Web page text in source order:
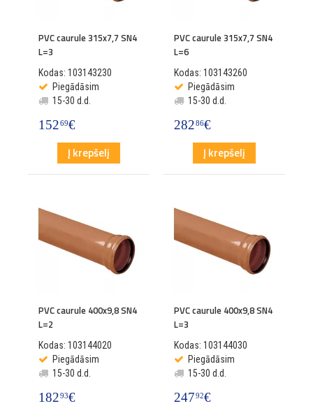
PVC caurule 315x7,7 SN4
L=3
Kodas: 103143230
Piegādāsim
15-30 d.d.
15269€
Į krepšelį
PVC caurule 315x7,7 SN4
L=6
Kodas: 103143260
Piegādāsim
15-30 d.d.
28286€
Į krepšelį
PVC caurule 400x9,8 SN4
L=2
Kodas: 103144020
Piegādāsim
15-30 d.d.
18293€
PVC caurule 400x9,8 SN4
L=3
Kodas: 103144030
Piegādāsim
15-30 d.d.
24792€